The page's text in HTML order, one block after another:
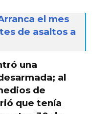
el mes
de asaltos a
una
al
de
que tenía